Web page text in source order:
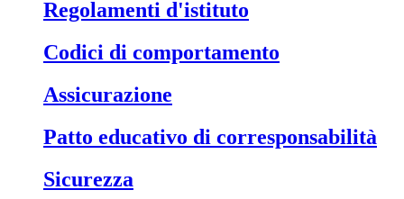
Regolamenti d'istituto
Codici di comportamento
Assicurazione
Patto educativo di corresponsabilità
Sicurezza